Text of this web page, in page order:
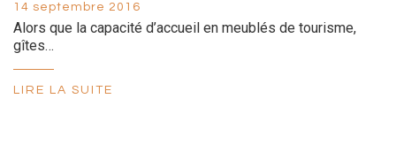
14 septembre 2016
Alors que la capacité d’accueil en meublés de tourisme,
gîtes…
LIRE LA SUITE